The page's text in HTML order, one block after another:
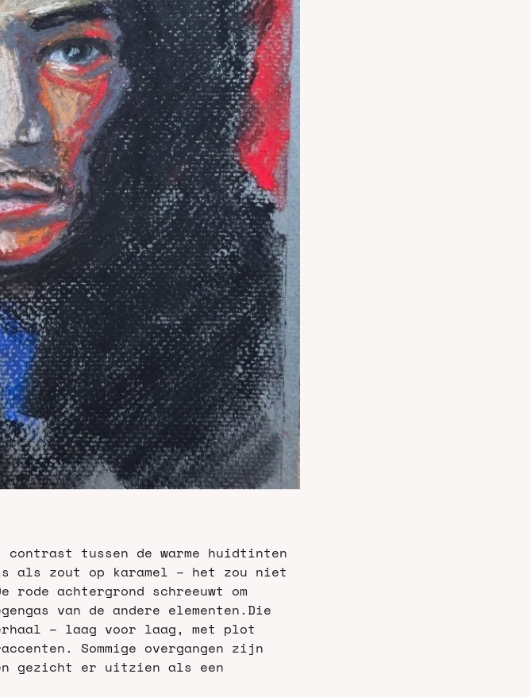
tussen de warme huidtinten
als zout op karamel – het zou niet
rode achtergrond schreeuwt om
van de andere elementen. Die
– laag voor laag, met plot
Sommige overgangen zijn
gezicht er uitzien als een